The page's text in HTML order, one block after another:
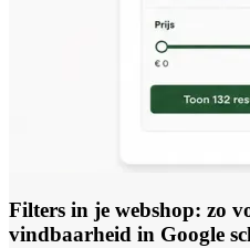
Filters in je webshop: zo
vindbaarheid in Google